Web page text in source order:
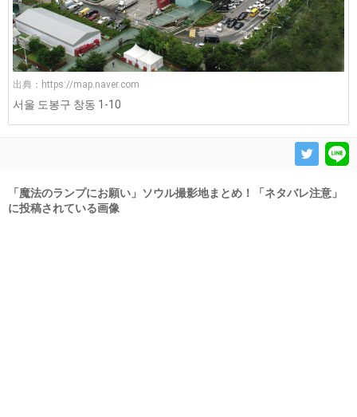
出典： https://map.naver.com
서울 도봉구 창동 1-10
「魔法のランプにお願い」ソウル撮影地まとめ！「ネタバレ注意」
に投稿されている画像